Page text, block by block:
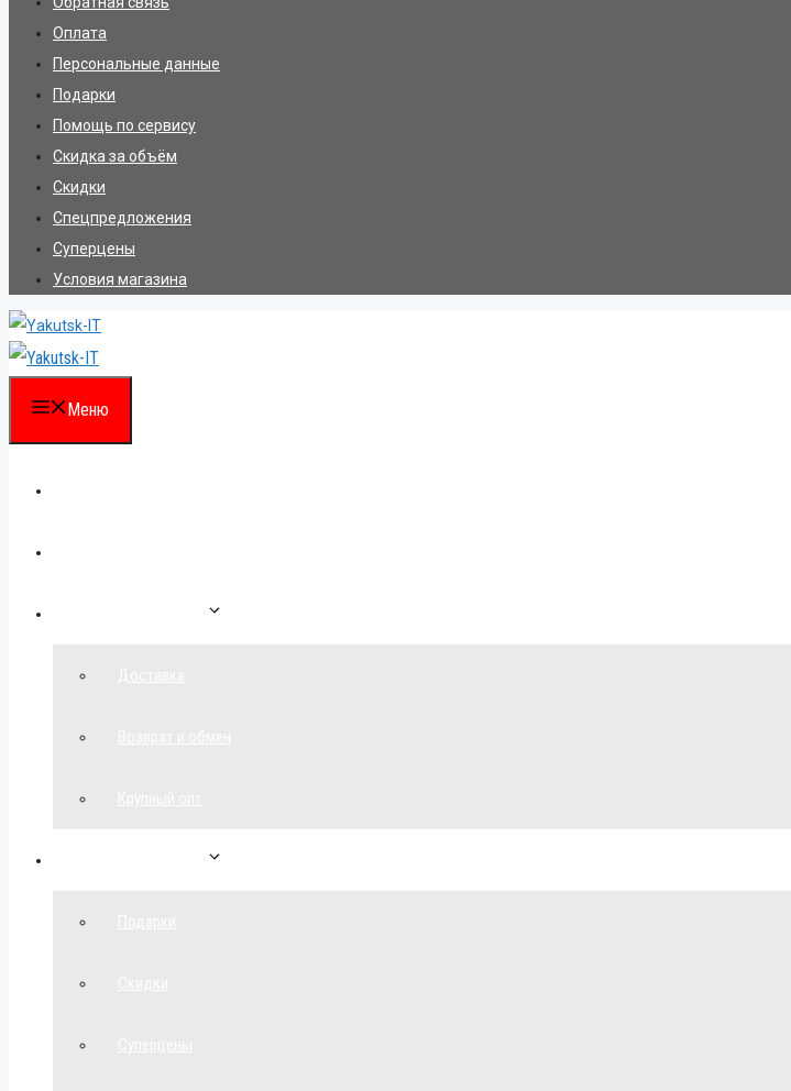
Оплата
Персональные данные
Подарки
Помощь по сервису
Скидка за объём
Скидки
Спецпредложения
Суперцены
Условия магазина
Меню